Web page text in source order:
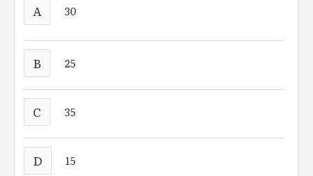
A 30
B 25
C 35
D 15